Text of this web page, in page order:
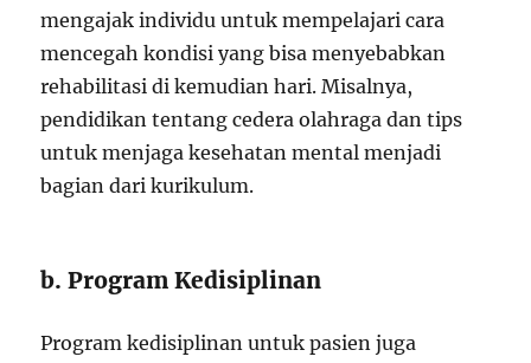
mengajak individu untuk mempelajari cara
mencegah kondisi yang bisa menyebabkan
rehabilitasi di kemudian hari. Misalnya,
pendidikan tentang cedera olahraga dan tips
untuk menjaga kesehatan mental menjadi
bagian dari kurikulum.
b. Program Kedisiplinan
Program kedisiplinan untuk pasien juga